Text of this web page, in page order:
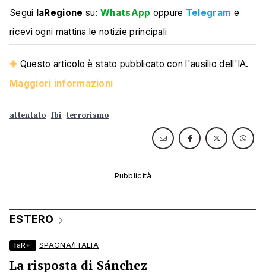
Segui laRegione su:WhatsApp oppure Telegram e
ricevi ogni mattina le notizie principali
Questo articolo è stato pubblicato con l'ausilio dell'IA.
Maggiori informazioni
attentato fbi terrorismo
ESTERO
laR+ SPAGNA/ITALIA
La risposta di Sánchez